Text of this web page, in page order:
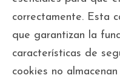
correctamente. Esta
que garantizan la
características de
cookies no